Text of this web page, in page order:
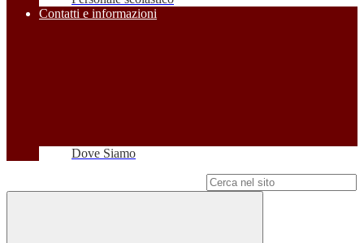
Contatti e informazioni
Dove Siamo